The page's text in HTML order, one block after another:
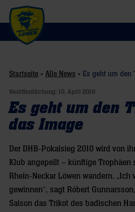
Startseite » Alle News » Es geht um
Veröffentlichung: 10. April 2010
Es geht um den
das Image
Der DHB-Pokalsieg 2010 wird von
Klub angepeilt – künftige Trophäen
Rhein-Neckar Löwen wandern.
gewinnen“, sagt Róbert
Saison das Trikot des badischen